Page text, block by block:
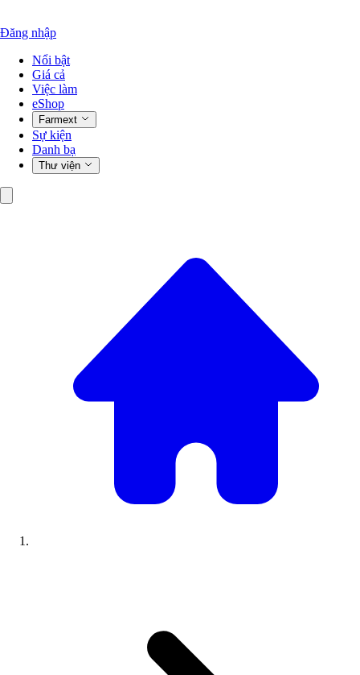
Đăng nhập
Nổi bật
Giá cả
Việc làm
eShop
Farmext
Sự kiện
Danh bạ
Thư viện